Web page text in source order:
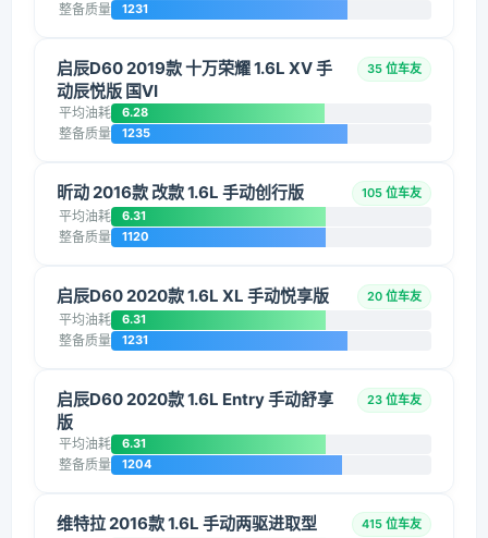
整备质量 1231
启辰D60 2019款 十万荣耀 1.6L XV 手
动辰悦版 国VI
35 位车友
平均油耗 6.28
整备质量 1235
昕动 2016款 改款 1.6L 手动创行版 105 位车友
平均油耗 6.31
整备质量 1120
启辰D60 2020款 1.6L XL 手动悦享版 20 位车友
平均油耗 6.31
整备质量 1231
启辰D60 2020款 1.6L Entry 手动舒享
版
23 位车友
平均油耗 6.31
整备质量 1204
维特拉 2016款 1.6L 手动两驱进取型 415 位车友